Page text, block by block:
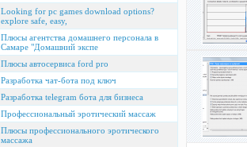
Looking for pc games download options?
explore safe, easy,
Плюсы агентства домашнего персонала в
Самаре "Домашний экспе
Плюсы автосервиса ford pro
Разработка чат-бота под ключ
Разработка telegram бота для бизнеса
Профессиональный эротический массаж
Плюсы профессионального эротического
массажа